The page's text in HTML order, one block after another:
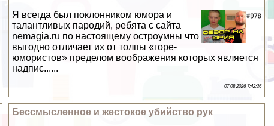
Я всегда был поклонником юмора и
талантливых пародий, ребята с сайта
nemagia.ru по настоящему остроумны что
выгодно отличает их от толпы «горе-
юмористов» пределом воображения которых является
надпис......
07 08 2026 7:42:26
Бессмысленное и жестокое убийство рук